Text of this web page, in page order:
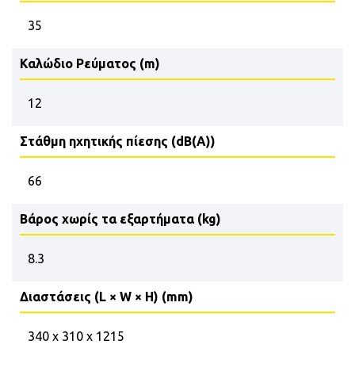
35
Καλώδιο Ρεύματος (m)
12
Στάθμη ηχητικής πίεσης (dB(A))
66
Βάρος χωρίς τα εξαρτήματα (kg)
8.3
Διαστάσεις (L × W × H) (mm)
340 x 310 x 1215